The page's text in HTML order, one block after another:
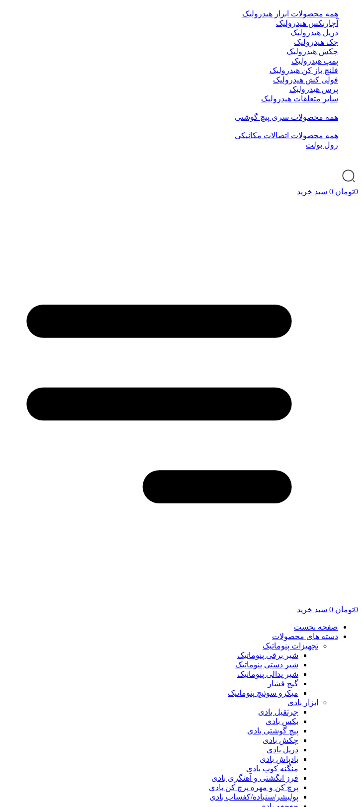
همه محصولات ابزار هیدرولیک
آچاربکس هیدرولیک
دریل هیدرولیک
جک هیدرولیک
چکش هیدرولیک
پمپ هیدرولیک
فلنچ باز کن هیدرولیک
فولی کش هیدرولیک
پرس هیدرولیک
سایر متعلقات هیدرولیک
همه محصولات سری پیچ گوشتی
همه محصولات اتصالات مکانیکی
رول بولت
0تومان 0 سبد خرید
0تومان 0 سبد خرید
صفحه نخست
دسته های محصولات
تجهیزات پنوماتیک
شیر برقی پنوماتیک
شیر دستی پنوماتیک
شیر پدالی پنوماتیک
گیج فشار
میکرو سوئیچ پنوماتیک
ابزار بادی
جرثقیل بادی
بکس بادی
پیچ گوشتی بادی
چکش بادی
دریل بادی
بادپاش بادی
منگنه کوب بادی
فرز انگشتی و آهنگری بادی
پرچ کن و مهره پرچ کن بادی
پولیشر/سنباده/کفساب بادی